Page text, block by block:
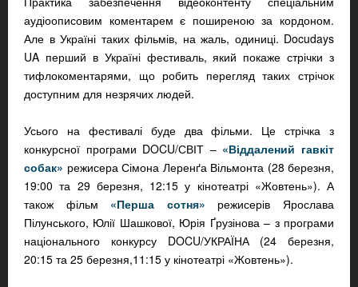
аудіоописовим коментарем є поширеною за кордоном.
Але в Україні таких фільмів, на жаль, одиниці. Docudays
UA перший в Україні фестиваль, який покаже стрічки з
тифлокоментарями, що робить перегляд таких стрічок
доступним для незрячих людей.
Усього на фестивалі буде два фільми. Це стрічка з
конкурсної програми DOCU/СВІТ – «Віддалений гавкіт
собак» режисера Сімона Леренґа Вільмонта (28 березня,
19:00 та 29 березня, 12:15 у кінотеатрі «Жовтень»). А
також фільм «Перша сотня» режисерів Ярослава
Пілунського, Юлії Шашкової, Юрія Ґрузінова – з програми
національного конкурсу DOCU/УКРАЇНА (24 березня,
20:15 та 25 березня,11:15 у кінотеатрі «Жовтень»).